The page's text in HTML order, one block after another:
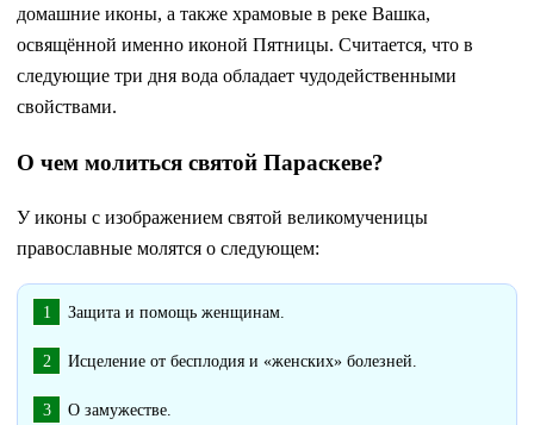
домашние иконы, а также храмовые в реке Вашка,
освящённой именно иконой Пятницы. Считается, что в
следующие три дня вода обладает чудодейственными
свойствами.
О чем молиться святой Параскеве?
У иконы с изображением святой великомученицы
православные молятся о следующем:
Защита и помощь женщинам.
Исцеление от бесплодия и «женских» болезней.
О замужестве.